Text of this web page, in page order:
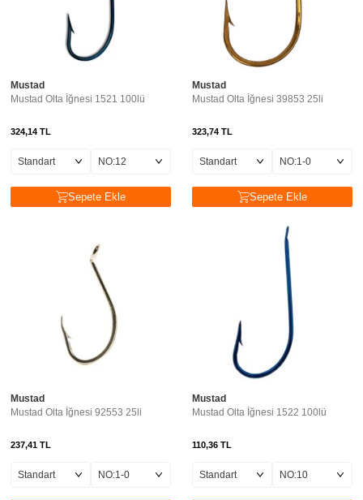
Mustad
Mustad Olta İğnesi 1521 100lü
324,14 TL
Sepete Ekle
Mustad
Mustad Olta İğnesi 39853 25li
323,74 TL
Sepete Ekle
Mustad
Mustad Olta İğnesi 92553 25li
237,41 TL
Mustad
Mustad Olta İğnesi 1522 100lü
110,36 TL